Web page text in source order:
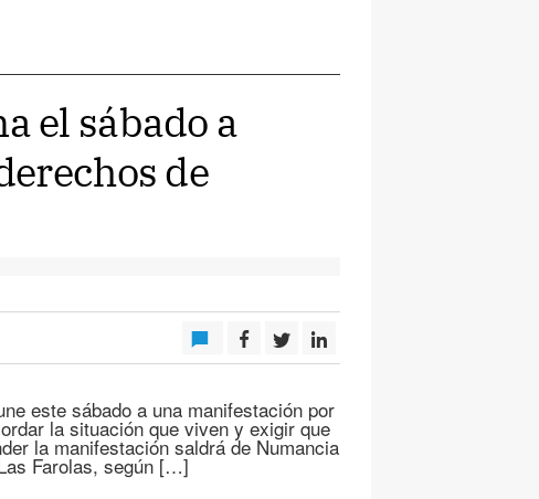
el sábado a
de
este sábado a una manifestación por
la situación que viven y exigir que
la manifestación saldrá de Numancia
Farolas, según […]